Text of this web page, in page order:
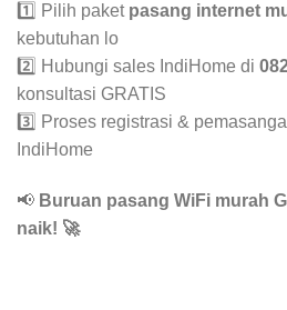
1️⃣ Pilih paket pasang internet
kebutuhan lo
2️⃣ Hubungi sales IndiHome di
konsultasi GRATIS
3️⃣ Proses registrasi &
IndiHome
📢 Buruan pasang WiFi murah
naik! 🚀